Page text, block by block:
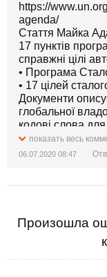
https://
agenda/
Стаття Майка
17 пунктів
справжні цілі
• Програма
• 17 цілей
Документи
глобальної
кодові слова
корпоративного
злидні,
Документи також
досягнуті. Однак
бути досягнуті
показать весь
06.07.2020 08:47
Произошла